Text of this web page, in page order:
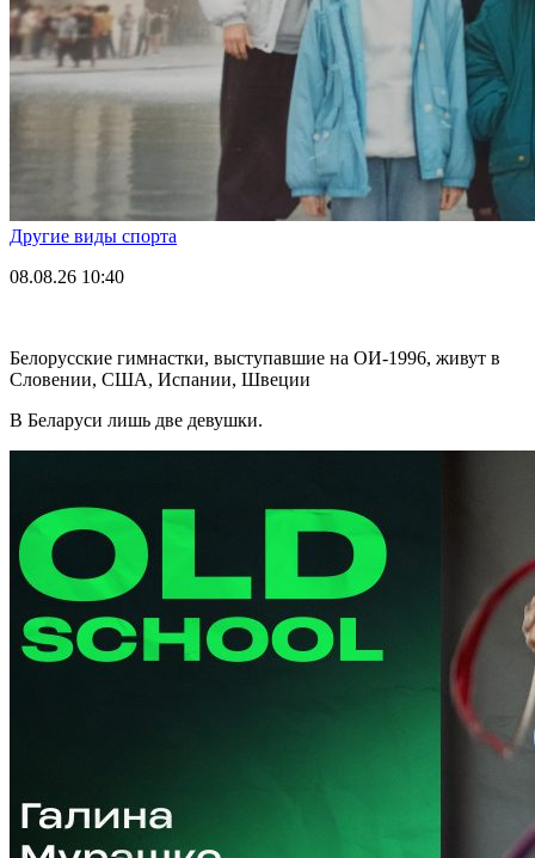
Другие виды спорта
08.08.26 10:40
Белорусские гимнастки, выступавшие на ОИ-1996, живут в
Словении, США, Испании, Швеции
В Беларуси лишь две девушки.